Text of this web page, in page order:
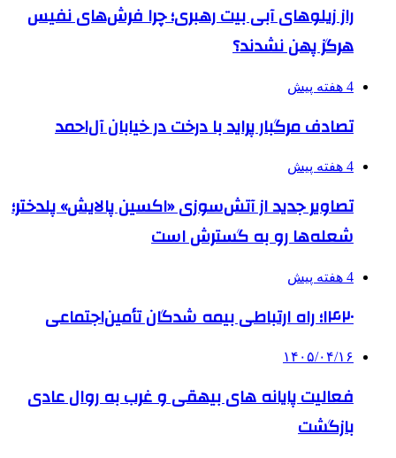
راز زیلوهای آبی بیت رهبری؛ چرا فرش‌های نفیس
هرگز پهن نشدند؟
4 هفته پیش
تصادف مرگبار پراید با درخت در خیابان آل‌احمد
4 هفته پیش
تصاویر جدید از آتش‌سوزی «اکسین پالایش» پلدختر؛
شعله‌ها رو به گسترش است
4 هفته پیش
۱۴۲۰؛ راه ارتباطی بیمه شدگان تأمین‌اجتماعی
۱۴۰۵/۰۴/۱۶
فعالیت پایانه های بیهقی و غرب به روال عادی
بازگشت